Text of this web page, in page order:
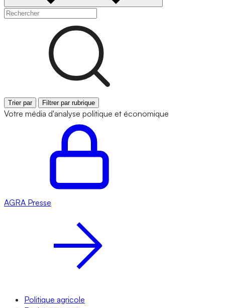
Trier par Filtrer par rubrique
Votre média d'analyse politique et économique
AGRA Presse
Politique agricole